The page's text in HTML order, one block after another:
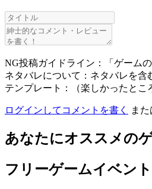
NG投稿ガイドライン：「ゲーム
ネタバレについて：ネタバレを含
テンプレート：（楽しかったとこ
ログインしてコメントを書く また
あなたにオススメの
フリーゲームイベント